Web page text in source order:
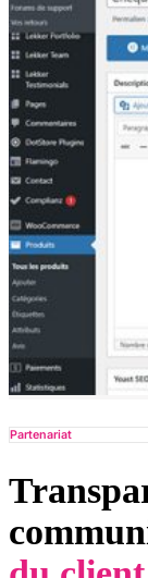
Partenariat